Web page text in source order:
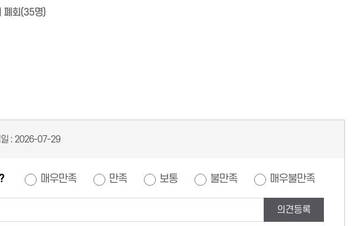
폐회(35명)
: 2026-07-29
매우만족 만족 보통 불만족 매우불만족
의견등록